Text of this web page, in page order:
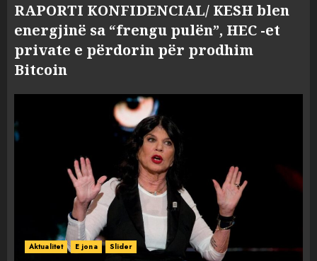
RAPORTI KONFIDENCIAL/ KESH blen
energjinë sa “frengu pulën”, HEC -et
private e përdorin për prodhim
Bitcoin
Aktualitet E jona Slider